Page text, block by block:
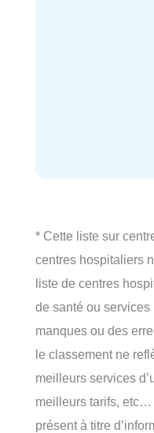
* Cette liste sur
centres hospitaliers
liste de centres
de santé ou
manques ou des
le classement ne
meilleurs services
meilleurs tarifs, etc…
présent à titre